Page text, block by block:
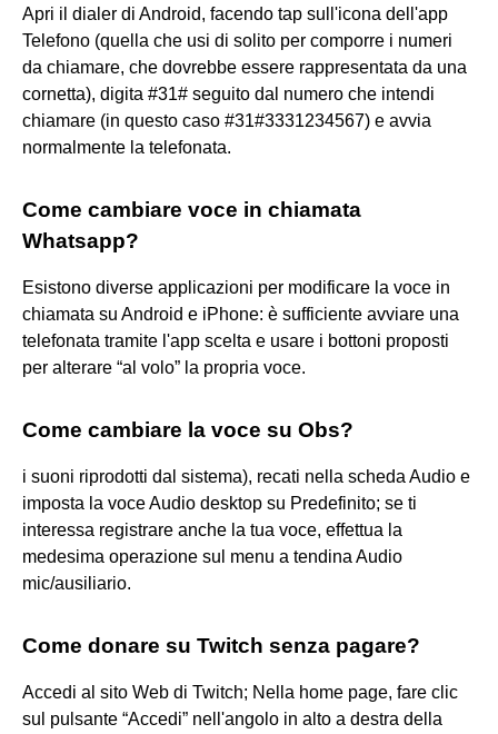
Apri il dialer di Android, facendo tap sull'icona dell'app
Telefono (quella che usi di solito per comporre i numeri
da chiamare, che dovrebbe essere rappresentata da una
cornetta), digita #31# seguito dal numero che intendi
chiamare (in questo caso #31#3331234567) e avvia
normalmente la telefonata.
Come cambiare voce in chiamata
Whatsapp?
Esistono diverse applicazioni per modificare la voce in
chiamata su Android e iPhone: è sufficiente avviare una
telefonata tramite l'app scelta e usare i bottoni proposti
per alterare “al volo” la propria voce.
Come cambiare la voce su Obs?
i suoni riprodotti dal sistema), recati nella scheda Audio e
imposta la voce Audio desktop su Predefinito; se ti
interessa registrare anche la tua voce, effettua la
medesima operazione sul menu a tendina Audio
mic/ausiliario.
Come donare su Twitch senza pagare?
Accedi al sito Web di Twitch; Nella home page, fare clic
sul pulsante “Accedi” nell'angolo in alto a destra della